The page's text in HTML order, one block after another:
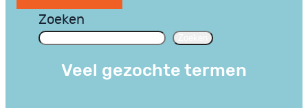
Zoeken
Veel gezochte termen